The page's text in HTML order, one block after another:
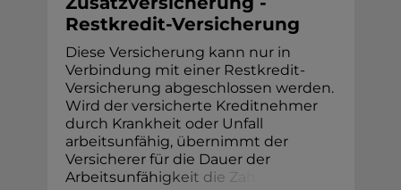
Restkredit-Versicherung
Diese Versicherung kann nur in
Verbindung mit einer Restkredit-
Versicherung abgeschlossen werden.
Wird der versicherte Kreditnehmer
durch Krankheit oder Unfall
arbeitsunfähig, übernimmt der
Versicherer für die Dauer der
Arbeitsunfähigkeit d ie Za